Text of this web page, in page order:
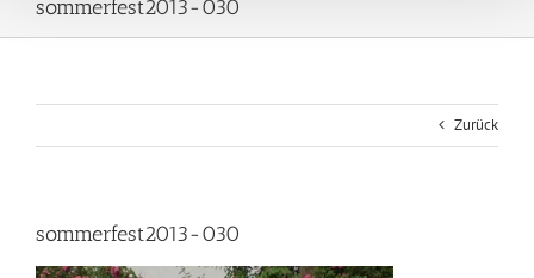
sommerfest2013-030
Zurück
sommerfest2013-030